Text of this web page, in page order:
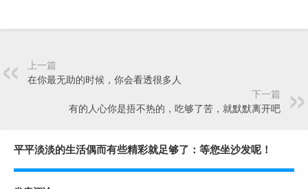
上一篇
在你最无助的时候，你会看透很多人
下一篇
有的人心你是捂不热的，吃够了苦，就默默离开吧
平平淡淡的生活偶而有些精彩就足够了：等您坐沙发呢！